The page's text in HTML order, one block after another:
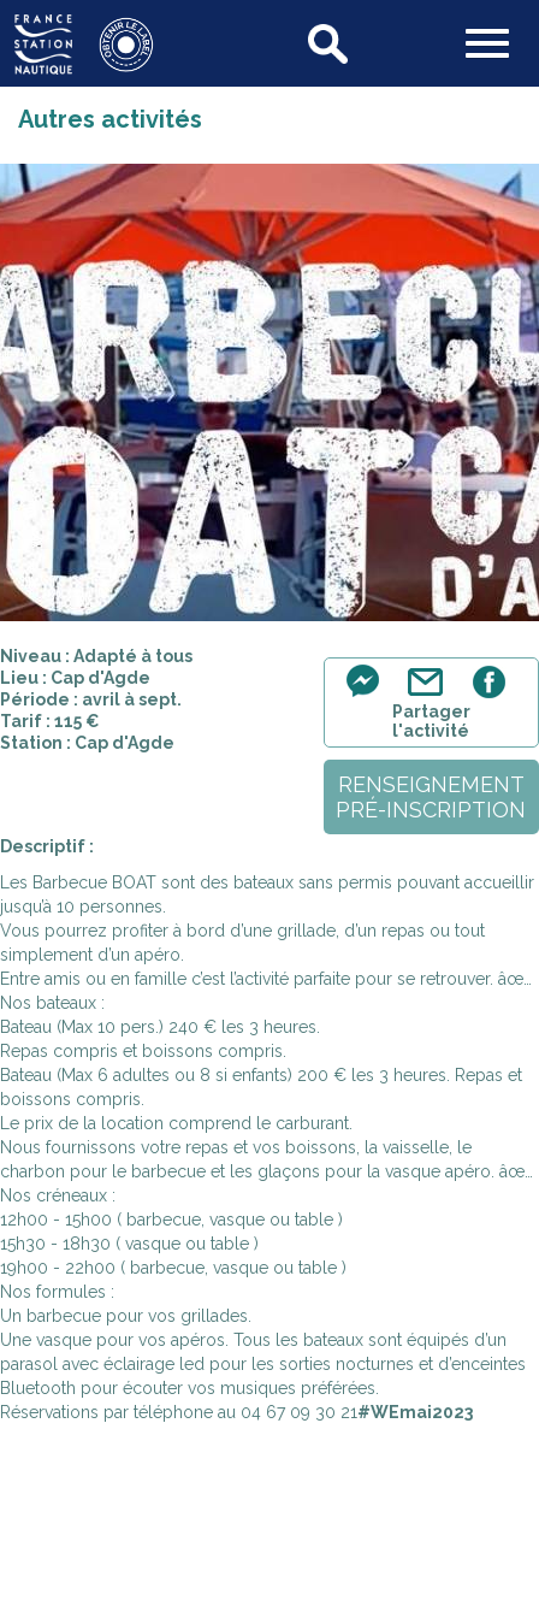
Autres activités
Niveau : Adapté à tous
Lieu : Cap d'Agde
Période : avril à sept.
Tarif : 115 €
Station : Cap d'Agde
Partager
l'activité
RENSEIGNEMENT
PRÉ-INSCRIPTION
Descriptif :
Les Barbecue BOAT sont des bateaux sans permis pouvant accueillir
jusqu’à 10 personnes.
Vous pourrez profiter à bord d’une grillade, d’un repas ou tout
simplement d’un apéro.
Entre amis ou en famille c’est l’activité parfaite pour se retrouver. âœ…
Nos bateaux :
Bateau (Max 10 pers.) 240 € les 3 heures.
Repas compris et boissons compris.
Bateau (Max 6 adultes ou 8 si enfants) 200 € les 3 heures. Repas et
boissons compris.
Le prix de la location comprend le carburant.
Nous fournissons votre repas et vos boissons, la vaisselle, le
charbon pour le barbecue et les glaçons pour la vasque apéro. âœ…
Nos créneaux :
12h00 - 15h00 ( barbecue, vasque ou table )
15h30 - 18h30 ( vasque ou table )
19h00 - 22h00 ( barbecue, vasque ou table )
Nos formules :
Un barbecue pour vos grillades.
Une vasque pour vos apéros. Tous les bateaux sont équipés d’un
parasol avec éclairage led pour les sorties nocturnes et d’enceintes
Bluetooth pour écouter vos musiques préférées.
Réservations par téléphone au 04 67 09 30 21#WEmai2023